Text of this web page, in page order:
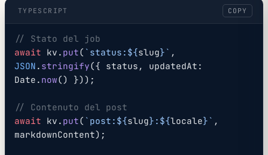
TYPESCRIPT COPY
// Stato del job
await kv. put( `status:${slug}`
JSON . stringify({ status, updatedAt:
Date. now() }));
// Contenuto del post
await kv. put( `post:${slug}:${locale}` ,
markdownContent);